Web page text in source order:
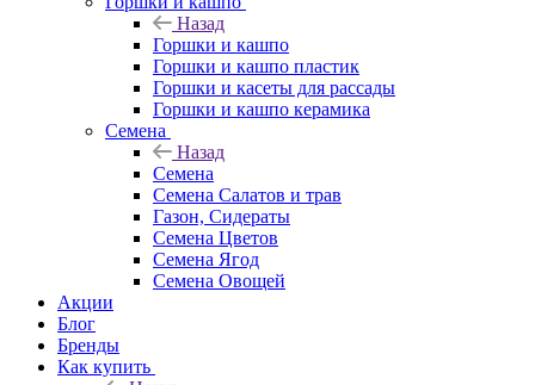
Назад
Горшки и кашпо
Горшки и кашпо пластик
Горшки и касеты для рассады
Горшки и кашпо керамика
Семена
Назад
Семена
Семена Салатов и трав
Газон, Сидераты
Семена Цветов
Семена Ягод
Семена Овощей
Акции
Блог
Бренды
Как купить